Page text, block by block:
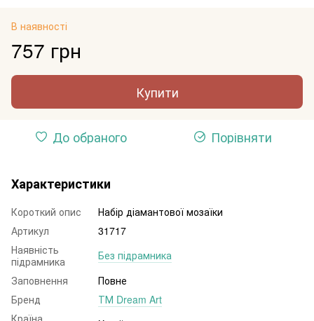
В наявності
757 грн
Купити
До обраного Порівняти
Характеристики
Короткий опис
Набір діамантової мозаїки
Артикул
31717
Наявність
підрамника
Без підрамника
Заповнення
Повне
Бренд
ТМ Dream Art
Країна